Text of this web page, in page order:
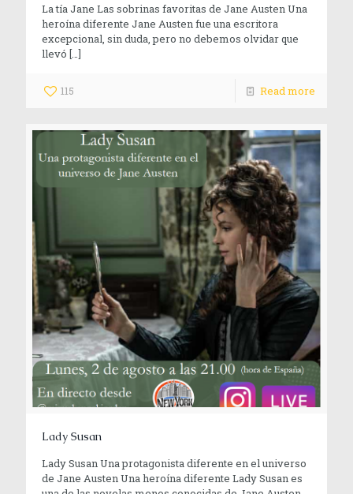
La tía Jane Las sobrinas favoritas de Jane Austen Una
heroína diferente Jane Austen fue una escritora
excepcional, sin duda, pero no debemos olvidar que
llevó […]
115 Read more
Lady Susan
Lady Susan Una protagonista diferente en el universo
de Jane Austen Una heroína diferente Lady Susan es